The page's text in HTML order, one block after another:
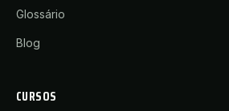
Glossário
Blog
CURSOS